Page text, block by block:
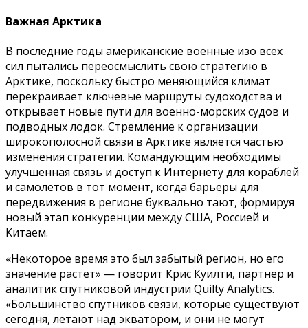
Важная Арктика
В последние годы американские военные изо всех
сил пытались переосмыслить свою стратегию в
Арктике, поскольку быстро меняющийся климат
перекраивает ключевые маршруты судоходства и
открывает новые пути для военно-морских судов и
подводных лодок. Стремление к организации
широкополосной связи в Арктике является частью
изменения стратегии. Командующим необходимы
улучшенная связь и доступ к Интернету для кораблей
и самолетов в тот момент, когда барьеры для
передвижения в регионе буквально тают, формируя
новый этап конкуренции между США, Россией и
Китаем.
«Некоторое время это был забытый регион, но его
значение растет» — говорит Крис Куилти, партнер и
аналитик спутниковой индустрии Quilty Analytics.
«Большинство спутников связи, которые существуют
сегодня, летают над экватором, и они не могут